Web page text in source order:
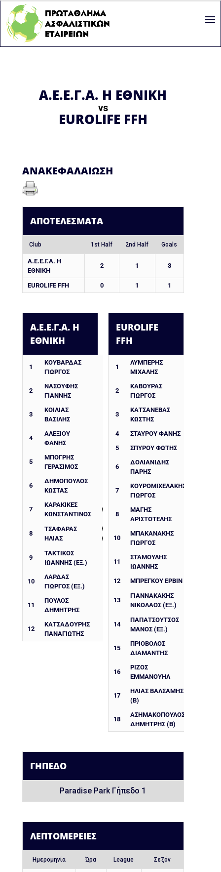
Α.Ε.Ε.Γ.Α. Η ΕΘΝΙΚΗ
vs
EUROLIFE FFH
ΑΝΑΚΕΦΑΛΑΊΩΣΗ
ΑΠΟΤΕΛΈΣΜΑΤΑ
Club 1st Half 2nd Half Goals
Α.Ε.Ε.Γ.Α. Η
ΕΘΝΙΚΗ
2 1 3
EUROLIFE FFH 0 1 1
Α.Ε.Ε.Γ.Α. Η
ΕΘΝΙΚΗ
1
ΚΟΥΒΑΡΔΑΣ
ΓΙΩΡΓΟΣ
2
ΝΑΣΟΥΦΗΣ
ΓΙΑΝΝΗΣ
3
ΚΟΙΛΙΑΣ
ΒΑΣΙΛΗΣ
4
ΑΛΕΞΙΟΥ
ΦΑΝΗΣ
5
ΜΠΟΓΡΗΣ
ΓΕΡΑΣΙΜΟΣ
6
ΔΗΜΟΠΟΥΛΟΣ
ΚΩΣΤΑΣ
7
ΚΑΡΑΚΙΚΕΣ
ΚΩΝΣΤΑΝΤΙΝΟΣ
8
ΤΣΑΦΑΡΑΣ
ΗΛΙΑΣ
9
ΤΑΚΤΙΚΟΣ
ΙΩΑΝΝΗΣ (ΕΞ.)
10
ΛΑΡΔΑΣ
ΓΙΩΡΓΟΣ (ΕΞ.)
11
ΠΟΥΛΟΣ
ΔΗΜΗΤΡΗΣ
12
ΚΑΤΣΑΔΟΥΡΗΣ
ΠΑΝΑΓΙΩΤΗΣ
EUROLIFE
FFH
1
ΛΥΜΠΕΡΗΣ
ΜΙΧΑΛΗΣ
2
ΚΑΒΟΥΡΑΣ
ΓΙΩΡΓΟΣ
3
ΚΑΤΣΑΝΕΒΑΣ
ΚΩΣΤΗΣ
4
ΣΤΑΥΡΟΥ ΦΑΝΗΣ
5
ΣΠΥΡΟΥ ΦΩΤΗΣ
6
ΔΟΛΙΑΝΙΔΗΣ
ΠΑΡΗΣ
7
ΚΟΥΡΟΜΙΧΕΛΑΚΗΣ
ΓΙΩΡΓΟΣ
8
ΜΑΓΗΣ
ΑΡΙΣΤΟΤΕΛΗΣ
10
ΜΠΑΚΑΝΑΚΗΣ
ΓΙΩΡΓΟΣ
11
ΣΤΑΜΟΥΛΗΣ
ΙΩΑΝΝΗΣ
12
ΜΠΡΕΓΚΟΥ ΕΡΒΙΝ
13
ΓΙΑΝΝΑΚΑΚΗΣ
ΝΙΚΟΛΑΟΣ (ΕΞ.)
14
ΠΑΠΑΤΣΟΥΤΣΟΣ
ΜΑΝΟΣ (ΕΞ.)
15
ΠΡΙΟΒΟΛΟΣ
ΔΙΑΜΑΝΤΗΣ
16
ΡΙΖΟΣ
ΕΜΜΑΝΟΥΗΛ
17
ΗΛΙΑΣ ΒΑΛΣΑΜΗΣ
(Β)
18
ΑΣΗΜΑΚΟΠΟΥΛΟΣ
ΔΗΜΗΤΡΗΣ (Β)
ΓΉΠΕΔΟ
Paradise Park Γήπεδο 1
ΛΕΠΤΟΜΈΡΕΙΕΣ
Ημερομηνία Ώρα League Σεζόν